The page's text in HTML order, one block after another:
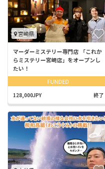
宮崎県
マーダーミステリー専門店 「これか
らミステリー宮崎店」をオープンし
たい！
FUNDED
128,000JPY 終了